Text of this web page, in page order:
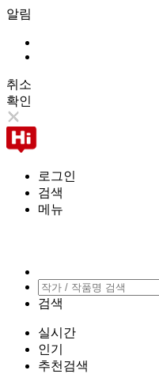
알림
취소
확인
로그인
검색
메뉴
검색
실시간
인기
추천검색